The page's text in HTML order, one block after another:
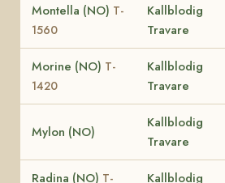
Montella (NO) T-
1560
Kallblodig
Travare
Morine (NO) T-
1420
Kallblodig
Travare
Mylon (NO)
Kallblodig
Travare
Radina (NO) T-
Kallblodig